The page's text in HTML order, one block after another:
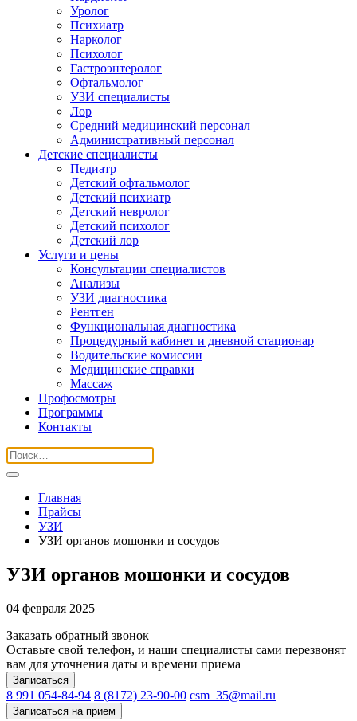
Уролог
Психиатр
Нарколог
Психолог
Гастроэнтеролог
Офтальмолог
УЗИ специалисты
Лор
Средний медицинский персонал
Административный персонал
Детские специалисты
Педиатр
Детский офтальмолог
Детский психиатр
Детский невролог
Детский психолог
Детский лор
Услуги и цены
Консультации специалистов
Анализы
УЗИ диагностика
Рентген
Функциональная диагностика
Процедурный кабинет и дневной стационар
Водительские комиссии
Медицинские справки
Массаж
Профосмотры
Программы
Контакты
Главная
Прайсы
УЗИ
УЗИ органов мошонки и сосудов
УЗИ органов мошонки и сосудов
04 февраля 2025
Заказать обратный звонок
Оставьте свой телефон, и наши специалисты сами перезвонят
вам для уточнения даты и времени приема
Записаться
8 991 054-84-94 8 (8172) 23-90-00 csm_35@mail.ru
Записаться на прием